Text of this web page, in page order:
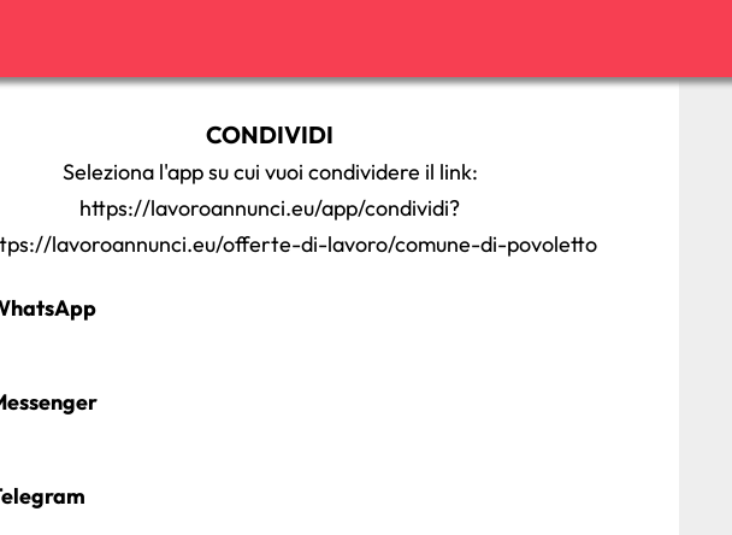
CONDIVIDI
Seleziona l'app su cui vuoi condividere il link:
https://lavoroannunci.eu/app/condividi?
lavoroannunci.eu/offerte-di-lavoro/comune-di-povoletto